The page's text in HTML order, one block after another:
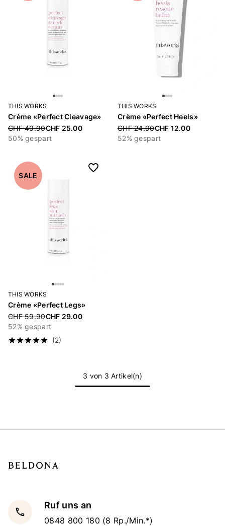
THIS WORKS
Crème «Perfect Cleavage»
Price reduced from
CHF 49.90CHF 25.00
50% gespart
THIS WORKS
Crème «Perfect Heels»
Price reduced from
CHF 24.90CHF 12.00
52% gespart
SALE
THIS WORKS
Crème «Perfect Legs»
Price reduced from
CHF 59.90CHF 29.00
52% gespart
(2)
3 von 3 Artikel(n)
local_phone
Ruf uns an
0848 800 180 (8 Rp./Min.*)